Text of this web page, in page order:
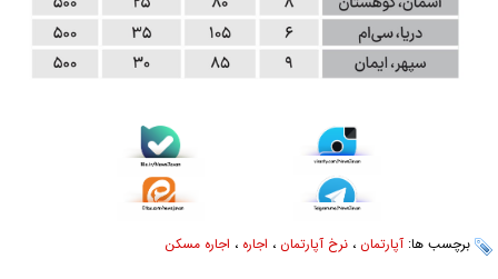
برچسب ها: آپارتمان ، نرخ آپارتمان ، اجاره ، اجاره مسکن